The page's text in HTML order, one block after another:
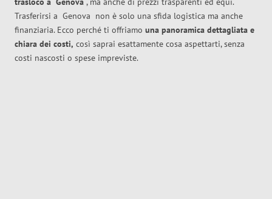
Trasferirsi a Genova non è solo una sfida logistica ma anche
finanziaria. Ecco perché ti offriamo una panoramica dettagliata e
chiara dei costi, così saprai esattamente cosa aspettarti, senza
costi nascosti o spese impreviste.